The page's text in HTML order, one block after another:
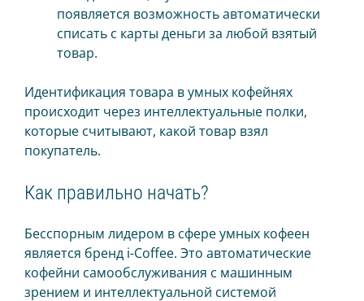
появляется возможность автоматически
списать с карты деньги за любой взятый
товар.
Идентификация товара в умных кофейнях
происходит через интеллектуальные полки,
которые считывают, какой товар взял
покупатель.
Как правильно начать?
Бесспорным лидером в сфере умных кофеен
является бренд i-Coffee. Это автоматические
кофейни самообслуживания с машинным
зрением и интеллектуальной системой